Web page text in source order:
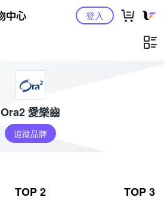
Yahoo購物中心登入
Ora2 愛樂齒
追蹤品牌
TOP 2 TOP 3